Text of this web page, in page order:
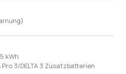
kWh
Pro 3/DELTA 3 Zusatzbatterien